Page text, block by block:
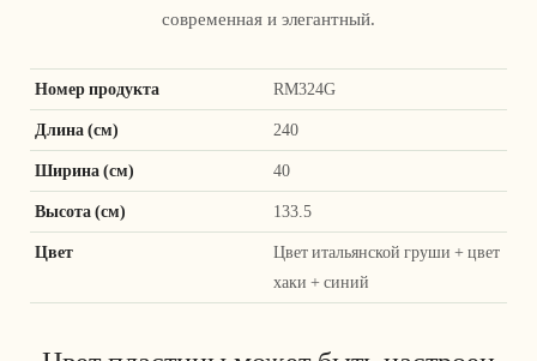
современная и элегантный.
Номер продукта RM324G
Длина (см) 240
Ширина (см) 40
Высота (см) 133.5
Цвет
Цвет итальянской груши + цвет
хаки + синий